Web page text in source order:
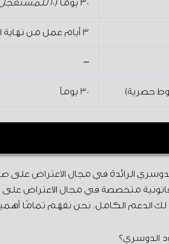
30 يوماً (10 للمستعجل)
3 أيام عمل من نهاية المدة
–
حصرية) 30 يوماً
الرائدة في مجال الاعتراض على
متخصصة في مجال الاعتراض
لك الدعم الكامل. نحن نفهم تمامًا
الدوسري؟